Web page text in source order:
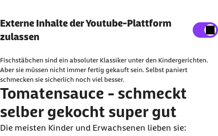
Externe Inhalte der Youtube-Plattform anzeigen
Sie können an dieser Stelle einstellen, alle externe
Ich bin damit einverstanden, dass personenbezogene
Daten an Drittplattform übermittelt werden. Mehr dazu
in unsererDatenschutzerklärung
Externe Inhalte der Youtube-Plattform
zulassen
Fischstäbchen sind ein absoluter Klassiker unter den Kindergerichten.
Aber sie müssen nicht immer fertig gekauft sein. Selbst paniert
schmecken sie sicherlich noch viel besser.
Tomatensauce - schmeckt
selber gekocht super gut
Die meisten Kinder und Erwachsenen lieben sie: